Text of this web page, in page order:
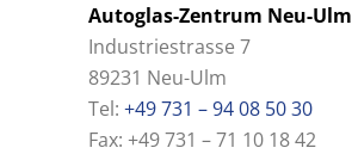
Autoglas-Zentrum Neu-Ulm
Industriestrasse 7
89231 Neu-Ulm
Tel: +49 731 – 94 08 50 30
Fax: +49 731 – 71 10 18 42